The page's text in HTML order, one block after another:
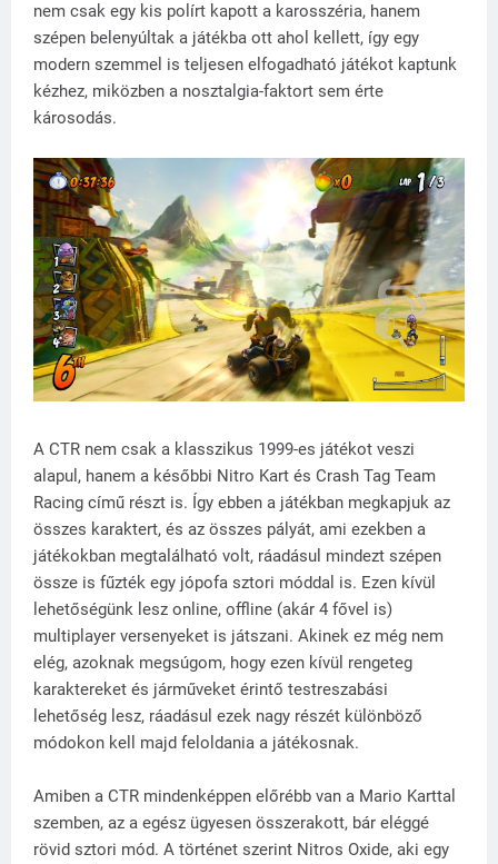
nem csak egy kis polírt kapott a karosszéria, hanem
szépen belenyúltak a játékba ott ahol kellett, így egy
modern szemmel is teljesen elfogadható játékot kaptunk
kézhez, miközben a nosztalgia-faktort sem érte
károsodás.
A CTR nem csak a klasszikus 1999-es játékot veszi
alapul, hanem a későbbi Nitro Kart és Crash Tag Team
Racing című részt is. Így ebben a játékban megkapjuk az
összes karaktert, és az összes pályát, ami ezekben a
játékokban megtalálható volt, ráadásul mindezt szépen
össze is fűzték egy jópofa sztori móddal is. Ezen kívül
lehetőségünk lesz online, offline (akár 4 fővel is)
multiplayer versenyeket is játszani. Akinek ez még nem
elég, azoknak megsúgom, hogy ezen kívül rengeteg
karaktereket és járműveket érintő testreszabási
lehetőség lesz, ráadásul ezek nagy részét különböző
módokon kell majd feloldania a játékosnak.
Amiben a CTR mindenképpen előrébb van a Mario Karttal
szemben, az a egész ügyesen összerakott, bár eléggé
rövid sztori mód. A történet szerint Nitros Oxide, aki egy